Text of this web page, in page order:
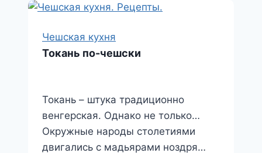
Чешская кухня
Токань по-чешски
Токань – штука традиционно
венгерская. Однако не только…
Окружные народы столетиями
двигались с мадьярами ноздря…